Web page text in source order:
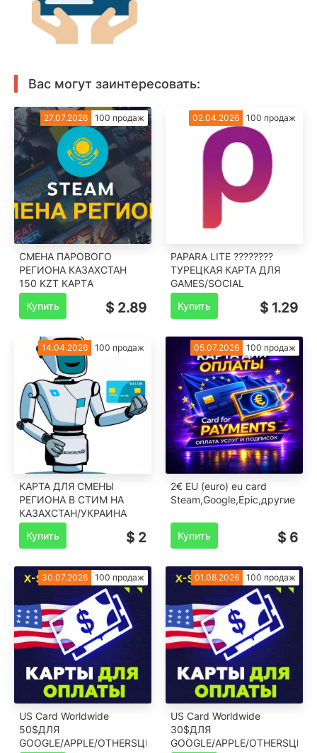
Вас могут заинтересовать:
27.07.2026 100 продаж
СМЕНА ПАРОВОГО
РЕГИОНА КАЗАХСТАН
150 KZT КАРТA
Купить
$ 2.89
02.04.2026 100 продаж
PAPARA LITE ????????
ТУРЕЦКАЯ КАРТА ДЛЯ
GAMES/SOCIAL
Купить
$ 1.29
14.04.2026 100 продаж
КАРТА ДЛЯ СМЕНЫ
РЕГИОНА В СТИМ НА
КАЗАХСТАН/УКРАИНА
Купить
$ 2
05.07.2026 100 продаж
2€ EU (euro) eu card
Steam,Google,Epic,другие
Купить $ 6
30.07.2026 100 продаж
US Card Worldwide
50$️ДЛЯ
GOOGLE/APPLE/OTHERS️ЦЕНА
01.08.2026 100 продаж
US Card Worldwide
30$️ДЛЯ
GOOGLE/APPLE/OTHERS️ЦЕНА